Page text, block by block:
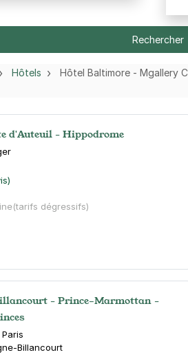
Rechercher
Hôtels Hôtel Baltimore - Mgallery
d'Auteuil - Hippodrome
(tarifs dégressifs)
- Prince–Marmottan -
Billancourt